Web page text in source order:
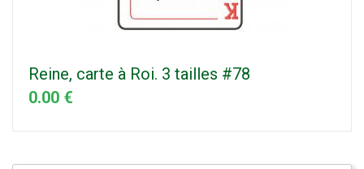
Reine, carte à Roi. 3 tailles #78
0.00 €